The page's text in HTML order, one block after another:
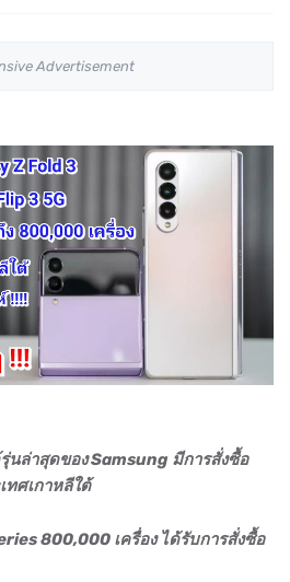
Advertisement
ล่าสุดของ Samsung มีการสั่งซื้อ
ทศเกาหลีใต้
800,000 เครื่อง ได้รับการสั่งซื้อ